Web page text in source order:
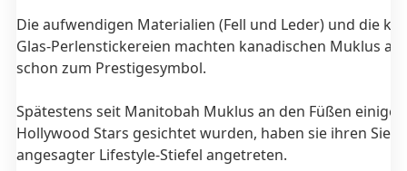
Die aufwendigen Materialien (Fell und Leder) und die
Glas-Perlenstickereien machten kanadischen Muklus
schon zum Prestigesymbol.
Spätestens seit Manitobah Muklus an den Füßen einiger
Hollywood Stars gesichtet wurden, haben sie ihren
angesagter Lifestyle-Stiefel angetreten.